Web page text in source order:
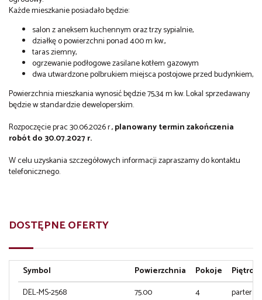
Każde mieszkanie posiadało będzie:
salon z aneksem kuchennym oraz trzy sypialnie,
działkę o powierzchni ponad 400 m kw.,
taras ziemny,
ogrzewanie podłogowe zasilane kotłem gazowym
dwa utwardzone polbrukiem miejsca postojowe przed budynkiem,
Powierzchnia mieszkania wynosić będzie 75,34 m kw. Lokal sprzedawany
będzie w standardzie deweloperskim.
Rozpoczęcie prac 30.06.2026 r.,planowany termin zakończenia
robót do 30.07.2027 r.
W celu uzyskania szczegółowych informacji zapraszamy do kontaktu
telefonicznego.
DOSTĘPNE OFERTY
Symbol Powierzchnia Pokoje
Piętro
DEL-MS-2568
75.00 4
parter